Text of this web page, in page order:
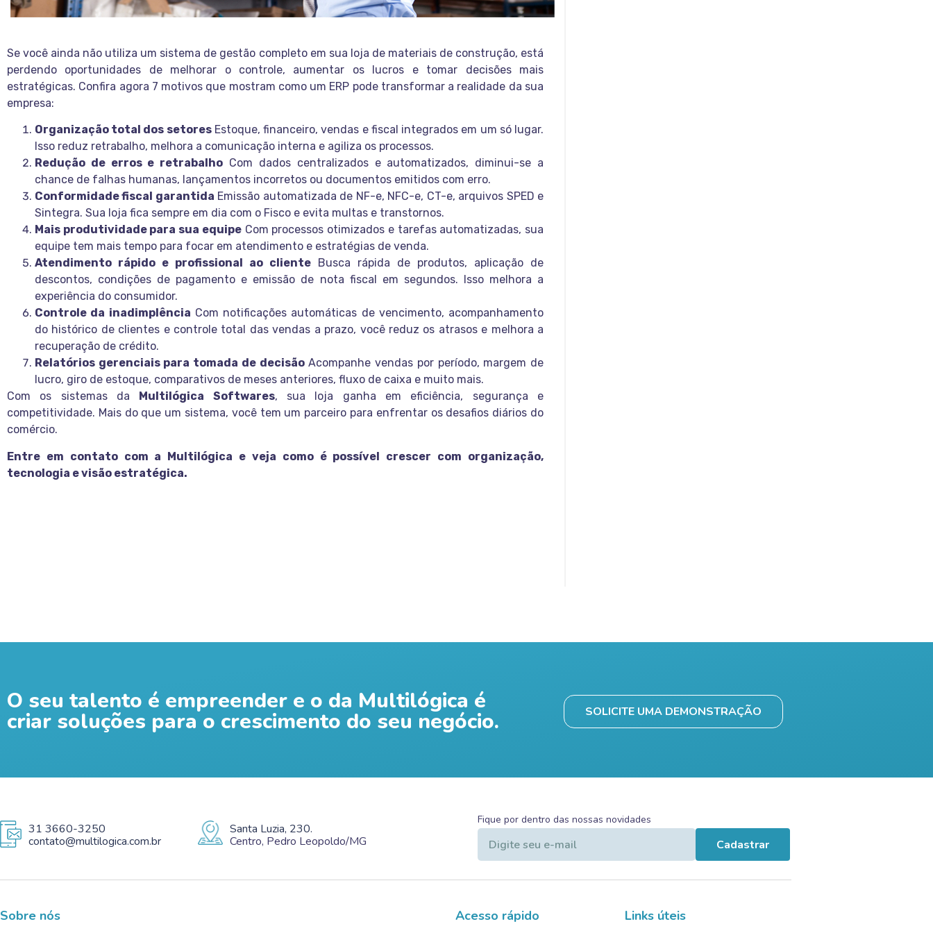
Se você ainda não utiliza um sistema de gestão completo em sua loja de materiais de construção, está
perdendo oportunidades de melhorar o controle, aumentar os lucros e tomar decisões mais
estratégicas. Confira agora 7 motivos que mostram como um ERP pode transformar a realidade da sua
empresa:
Organização total dos setoresEstoque, financeiro, vendas e fiscal integrados em um só lugar.
Isso reduz retrabalho, melhora a comunicação interna e agiliza os processos.
Redução de erros e retrabalho Com dados centralizados e automatizados, diminui-se a
chance de falhas humanas, lançamentos incorretos ou documentos emitidos com erro.
Conformidade fiscal garantida Emissão automatizada de NF-e, NFC-e, CT-e, arquivos SPED e
Sintegra. Sua loja fica sempre em dia com o Fisco e evita multas e transtornos.
Mais produtividade para sua equipeCom processos otimizados e tarefas automatizadas, sua
equipe tem mais tempo para focar em atendimento e estratégias de venda.
Atendimento rápido e profissional ao cliente Busca rápida de produtos, aplicação de
descontos, condições de pagamento e emissão de nota fiscal em segundos. Isso melhora a
experiência do consumidor.
Controle da inadimplência Com notificações automáticas de vencimento, acompanhamento
do histórico de clientes e controle total das vendas a prazo, você reduz os atrasos e melhora a
recuperação de crédito.
Relatórios gerenciais para tomada de decisãoAcompanhe vendas por período, margem de
lucro, giro de estoque, comparativos de meses anteriores, fluxo de caixa e muito mais.
Com os sistemas da
Multilógica Softwares, sua loja ganha em eficiência, segurança e
competitividade. Mais do que um sistema, você tem um parceiro para enfrentar os desafios diários do
comércio.
Entre em contato com a Multilógica e veja como é possível crescer com organização,
tecnologia e visão estratégica.
O seu talento é empreender e o da Multilógica é
criar soluções para o crescimento do seu negócio. SOLICITE UMA DEMONSTRAÇÃO
31 3660-3250
contato@multilogica.com.br
Santa Luzia, 230.
Centro, Pedro Leopoldo/MG
Fique por dentro das nossas novidades
Cadastrar
Sobre nós Acesso rápido Links úteis